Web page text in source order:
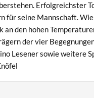
Erfolgreichster
für seine Mannschaft.
an den hohen
der vier
Lesener sowie weitere